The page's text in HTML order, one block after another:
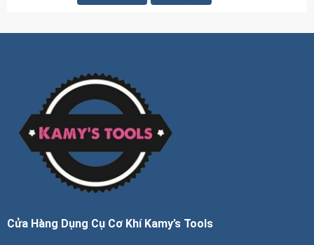
Cửa Hàng Dụng Cụ Cơ Khí Kamy’s Tools